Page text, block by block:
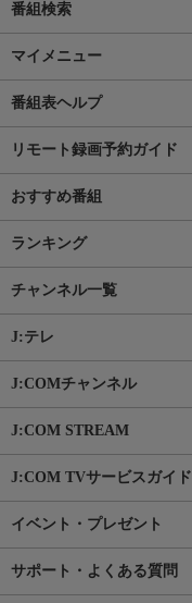
番組検索
マイメニュー
番組表ヘルプ
リモート録画予約ガイド
おすすめ番組
ランキング
チャンネル一覧
J:テレ
J:COMチャンネル
J:COM STREAM
J:COM TVサービスガイド
イベント・プレゼント
サポート・よくある質問